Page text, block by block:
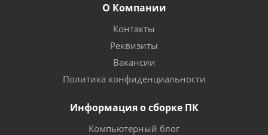
О Компании
Контакты
Реквизиты
Вакансии
Политика конфиденциальности
Информация о сборке ПК
Компьютерный блог